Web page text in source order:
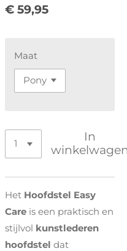
€ 59,95
Maat
In
Het Hoofdstel Easy
Care is een praktisch en
stijlvol kunstlederen
hoofdstel dat